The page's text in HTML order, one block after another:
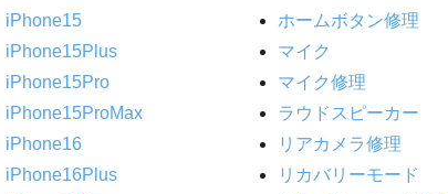
iPhone15
iPhone15Plus
iPhone15Pro
iPhone15ProMax
iPhone16
iPhone16Plus
ホームボタン修理
マイク
マイク修理
ラウドスピーカー
リアカメラ修理
リカバリーモード